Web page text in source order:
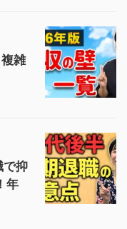
雑
で抑
年